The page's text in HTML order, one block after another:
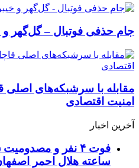
جام حذفی فوتبال – گل‌گهر و
مقابله با سرشبکه‌های اصلی
امنیت اقتصادی
آخرین اخبار
ساعته هلال احمر